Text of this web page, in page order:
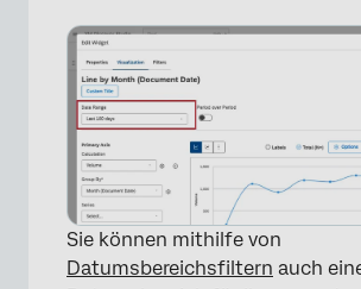
Sie können mithilfe von
Datumsbereichsfiltern auch